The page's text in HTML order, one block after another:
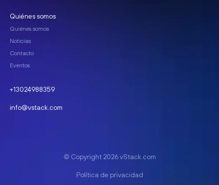
Quiénes somos
Quiénes somos
Noticias
Contacto
Eventos
+13024988359
info@vstack.com
© Copyright 2026 vStack.com
Política de privacidad